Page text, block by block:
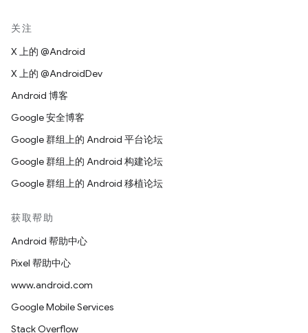
关注
X 上的 @Android
X 上的 @AndroidDev
Android 博客
Google 安全博客
Google 群组上的 Android 平台论坛
Google 群组上的 Android 构建论坛
Google 群组上的 Android 移植论坛
获取帮助
Android 帮助中心
Pixel 帮助中心
www.android.com
Google Mobile Services
Stack Overflow